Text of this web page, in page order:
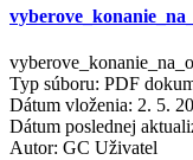
Typ súboru: PDF
Dátum vloženia: 2. 5.
Dátum poslednej
Autor: GC Uživatel